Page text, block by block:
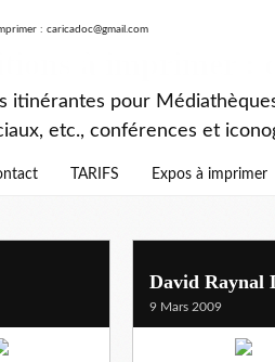
itinérantes pour
etc., conférences et
TARIFS Expos à imprimer
David Raynal
9 Mars 2009